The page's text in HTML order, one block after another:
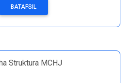
BATAFSIL
Struktura MCHJ